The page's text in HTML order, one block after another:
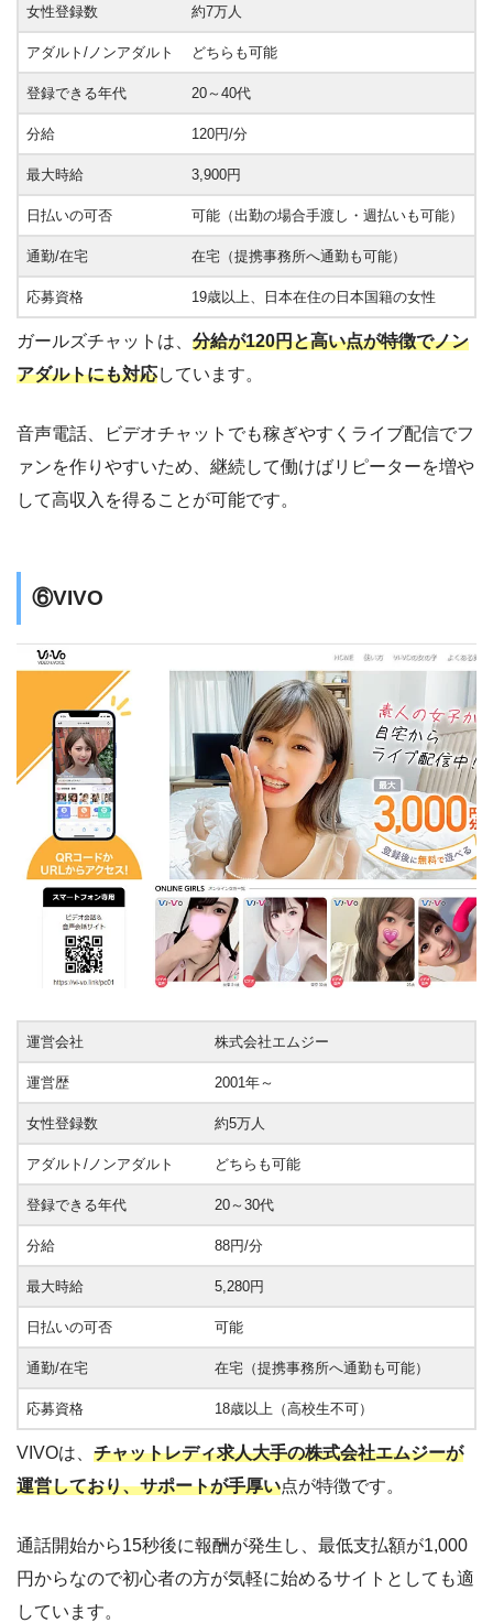
女性登録数 約7万人
アダルト/ノンアダルト どちらも可能
登録できる年代 20～40代
分給 120円/分
最大時給 3,900円
日払いの可否 可能（出勤の場合手渡し・週払いも可能）
通勤/在宅 在宅（提携事務所へ通勤も可能）
応募資格 19歳以上、日本在住の日本国籍の女性
ガールズチャットは、 分給が120円と高い点が特徴でノン
アダルトにも対応しています。
音声電話、ビデオチャットでも稼ぎやすくライブ配信でフ
ァンを作りやすいため、継続して働けばリピーターを増や
して高収入を得ることが可能です。
⑥VIVO
運営会社 株式会社エムジー
運営歴 2001年～
女性登録数 約5万人
アダルト/ノンアダルト どちらも可能
登録できる年代 20～30代
分給 88円/分
最大時給 5,280円
日払いの可否 可能
通勤/在宅 在宅（提携事務所へ通勤も可能）
応募資格 18歳以上（高校生不可）
VIVOは、 チャットレディ求人大手の株式会社エムジーが
運営しており、サポートが手厚い点が特徴です。
通話開始から15秒後に報酬が発生し、最低支払額が1,000
円からなので初心者の方が気軽に始めるサイトとしても適
しています。